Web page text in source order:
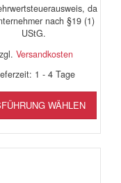
da
nach §19 (1)
UStG.
Versandkosten
1 - 4 Tage
WÄHLEN
weist